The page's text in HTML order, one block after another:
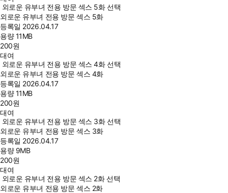
외로운 유부녀 전용 방문 섹스 5화 선택
외로운 유부녀 전용 방문 섹스 5화
등록일 2026.04.17
용량11MB
200원
대여
외로운 유부녀 전용 방문 섹스 4화 선택
외로운 유부녀 전용 방문 섹스 4화
등록일 2026.04.17
용량11MB
200원
대여
외로운 유부녀 전용 방문 섹스 3화 선택
외로운 유부녀 전용 방문 섹스 3화
등록일 2026.04.17
용량 9MB
200원
대여
외로운 유부녀 전용 방문 섹스 2화 선택
외로운 유부녀 전용 방문 섹스 2화